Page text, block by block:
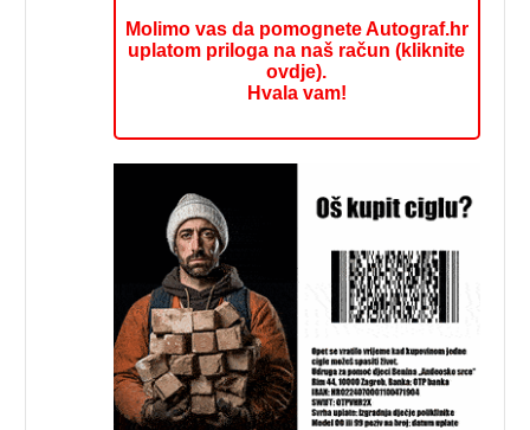
Molimo vas da pomognete Autograf.hr
uplatom priloga na naš račun (kliknite
ovdje).
Hvala vam!